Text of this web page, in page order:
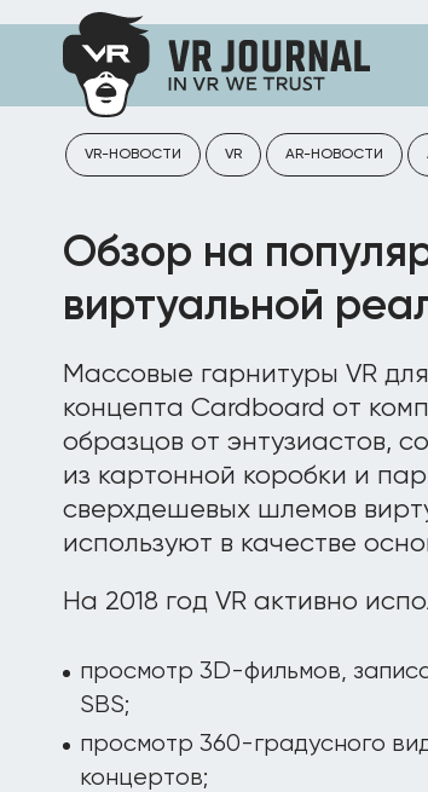
VR-НОВОСТИ VR AR-НОВОСТИ
Обзор на
виртуальной
Массовые гарнитуры VR
концепта Cardboard от
образцов от энтузиастов,
из картонной коробки и
сверхдешевых шлемов
используют в качестве
На 2018 год VR активно
просмотр 3D-фильмов,
SBS;
просмотр 360-градусного
концертов;